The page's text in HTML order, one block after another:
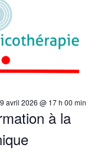
à la
avril 2026 @ 17 h 00 min